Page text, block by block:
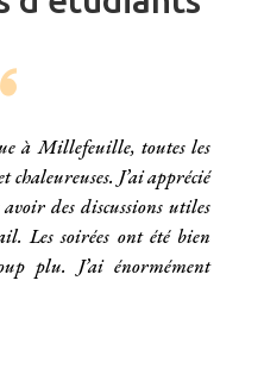
à Millefeuille, toutes les
chaleureuses. J’ai apprécié
des discussions utiles
Les soirées ont été bien
plu. J’ai énormément